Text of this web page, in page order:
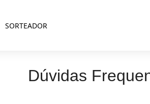
SORTEADOR
Dúvidas